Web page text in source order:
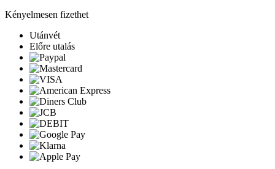
Kényelmesen fizethet
Utánvét
Előre utalás